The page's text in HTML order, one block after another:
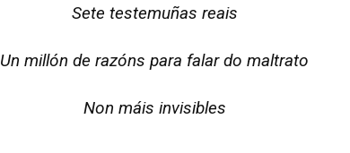
Sete testemuñas reais
Un millón de razóns para falar do maltrato
Non máis invisibles